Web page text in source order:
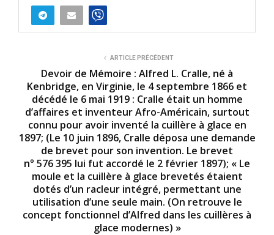
ARTICLE PRÉCÉDENT
Devoir de Mémoire : Alfred L. Cralle, né à
Kenbridge, en Virginie, le 4 septembre 1866 et
décédé le 6 mai 1919 : Cralle était un homme
d’affaires et inventeur Afro-Américain, surtout
connu pour avoir inventé la cuillère à glace en
1897; (Le 10 juin 1896, Cralle déposa une demande
de brevet pour son invention. Le brevet
n° 576 395 lui fut accordé le 2 février 1897); « Le
moule et la cuillère à glace brevetés étaient
dotés d’un racleur intégré, permettant une
utilisation d’une seule main. (On retrouve le
concept fonctionnel d’Alfred dans les cuillères à
glace modernes) »